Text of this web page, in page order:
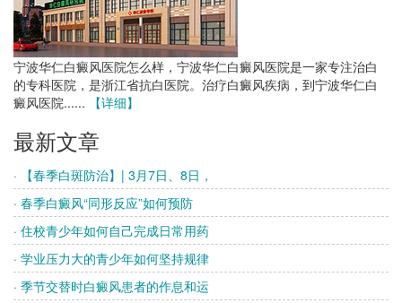
宁波华仁白癜风医院怎么样，宁波华仁白癜风医院是一家专注治白
的专科医院，是浙江省抗白医院。治疗白癜风疾病，到宁波华仁白
癜风医院......
【详细】
最新文章
· 【春季白斑防治】| 3月7日、8日，
· 春季白癜风“同形反应”如何预防
· 住校青少年如何自己完成日常用药
· 学业压力大的青少年如何坚持规律
· 季节交替时白癜风患者的作息和运